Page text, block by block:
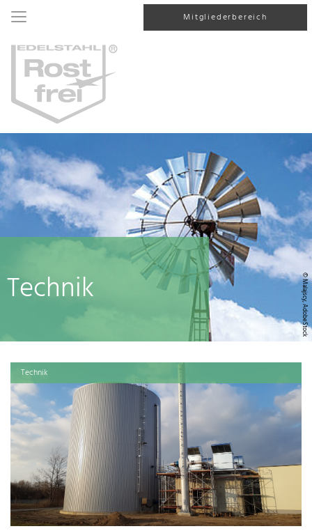
Mitgliederbereich
© Malajscy, AdobeStock
Technik
Technik